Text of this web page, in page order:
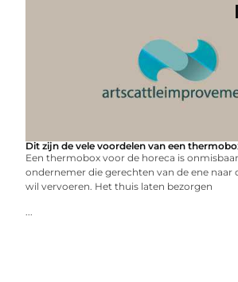
Dit zijn de vele voordelen van een
Een thermobox voor de horeca is
ondernemer die gerechten van de ene naar
wil vervoeren. Het thuis laten bezorgen
...